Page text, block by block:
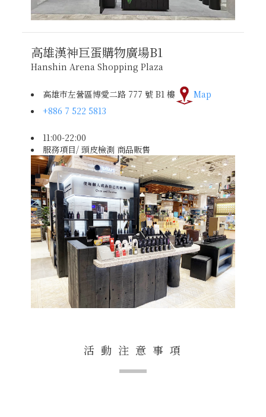
高雄漢神巨蛋購物廣場B1
Hanshin Arena Shopping Plaza
高雄市左營區博愛二路 777 號 B1 樓
Map
+886 7 522 5813
11:00-22:00
服務項目/ 頭皮檢測 商品販售
活 動 注 意 事 項